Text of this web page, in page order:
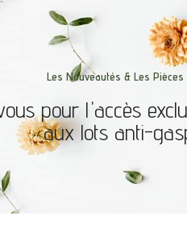
Les Nouveautés & Les Pièces
pour l'accès
aux lots anti-